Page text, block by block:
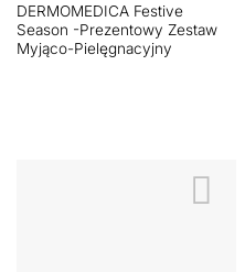
DERMOMEDICA Festive
Season -Prezentowy Zestaw
Myjąco-Pielęgnacyjny